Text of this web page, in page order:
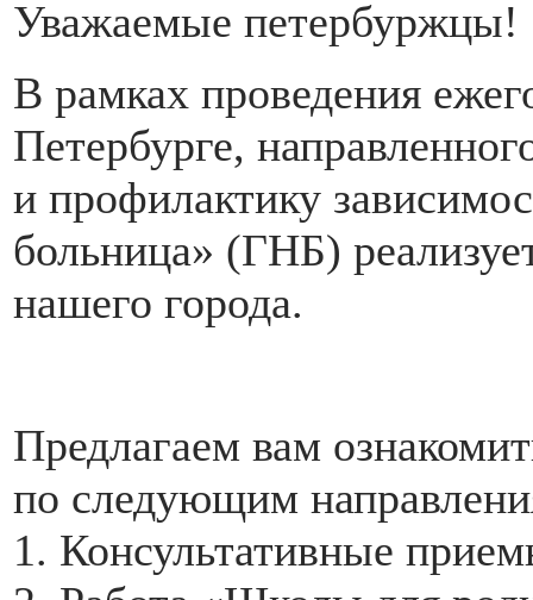
Уважаемые петербуржцы!
В рамках проведения
Петербурге,
и профилактику
больница» (ГНБ)
нашего города.
Предлагаем вам
по следующим
1. Консультативные